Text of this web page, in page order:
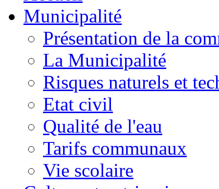
Municipalité
Présentation de la
La Municipalité
Risques naturels et
Etat civil
Qualité de l'eau
Tarifs communaux
Vie scolaire